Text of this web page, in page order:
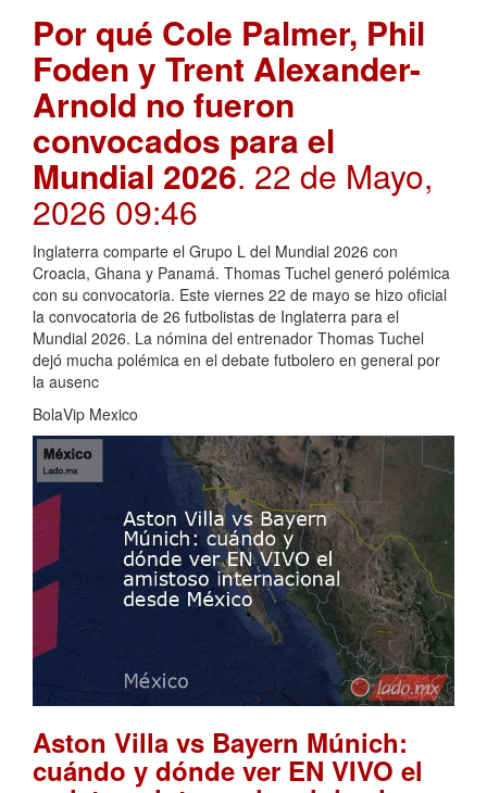
Por qué Cole Palmer, Phil
Foden y Trent Alexander-
Arnold no fueron
convocados para el
Mundial 2026. 22 de Mayo,
2026 09:46
Inglaterra comparte el Grupo L del Mundial 2026 con
Croacia, Ghana y Panamá. Thomas Tuchel generó polémica
con su convocatoria. Este viernes 22 de mayo se hizo oficial
la convocatoria de 26 futbolistas de Inglaterra para el
Mundial 2026. La nómina del entrenador Thomas Tuchel
dejó mucha polémica en el debate futbolero en general por
la ausenc
BolaVip Mexico
Aston Villa vs Bayern Múnich:
cuándo y dónde ver EN VIVO el